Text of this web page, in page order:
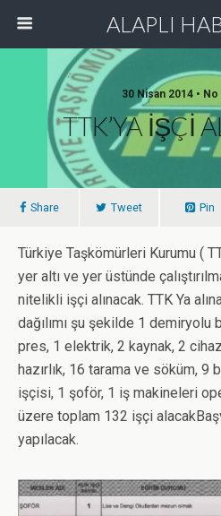
ALAPLI
30 Nisan 2014 •
TTK’YA İŞÇİ
Share Tweet Pin
Türkiye Taşkömürleri Kurumu (
yer altı ve yer üstünde
nitelikli işçi alınacak. TTK Ya
dağılımı şu şekilde 1 demiryolu
pres, 1 elektrik, 2 kaynak, 2
hazırlık, 16 tarama ve söküm, 9
işçisi, 1 şoför, 1 iş makineleri
üzere toplam 132 işçi
yapılacak.